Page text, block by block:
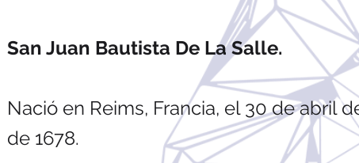
San Juan Bautista De La Salle.
Nació en Reims, Francia, el 30 de abril
de 1678.